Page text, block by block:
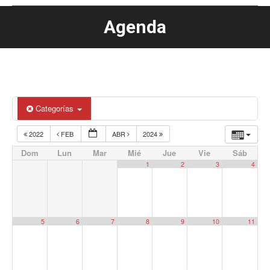
Agenda
Estás aquí:
Categorías
2022 FEB ABR 2024
Dom Lun Mar Mié Jue Vie Sáb
1 2 3 4
5 6 7 8 9 10 11